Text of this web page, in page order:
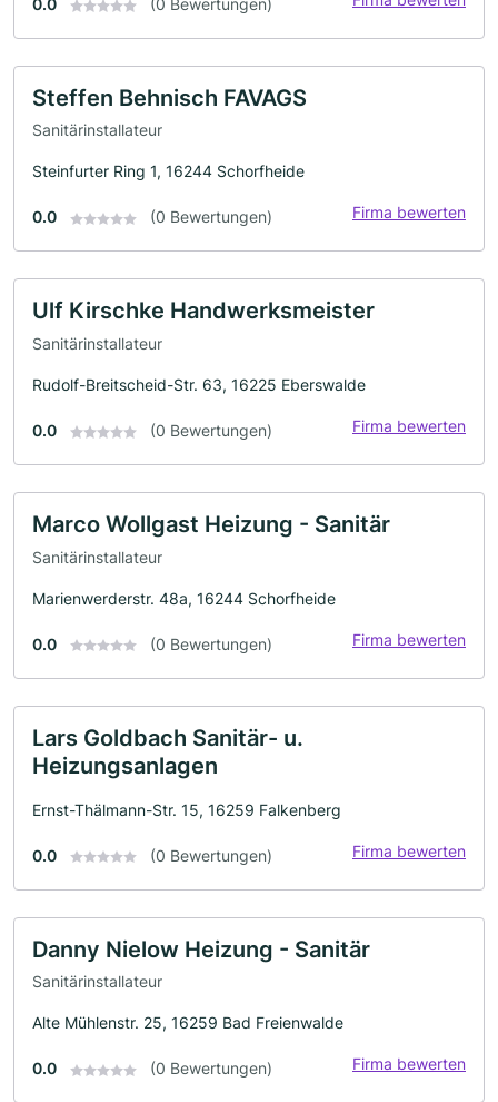
Steffen Behnisch FAVAGS
Sanitärinstallateur
Steinfurter Ring 1, 16244 Schorfheide
0.0 (0 Bewertungen) Firma bewerten
Ulf Kirschke Handwerksmeister
Sanitärinstallateur
Rudolf-Breitscheid-Str. 63, 16225 Eberswalde
0.0 (0 Bewertungen) Firma bewerten
Marco Wollgast Heizung - Sanitär
Sanitärinstallateur
Marienwerderstr. 48a, 16244 Schorfheide
0.0 (0 Bewertungen) Firma bewerten
Lars Goldbach Sanitär- u.
Heizungsanlagen
Ernst-Thälmann-Str. 15, 16259 Falkenberg
0.0 (0 Bewertungen) Firma bewerten
Danny Nielow Heizung - Sanitär
Sanitärinstallateur
Alte Mühlenstr. 25, 16259 Bad Freienwalde
0.0 (0 Bewertungen) Firma bewerten